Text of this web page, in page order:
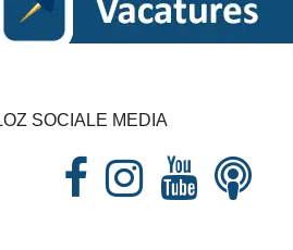
SOCIALE MEDIA